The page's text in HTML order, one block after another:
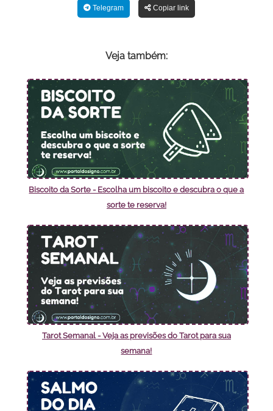
Telegram Copiar link
Veja também:
Biscoito da Sorte - Escolha um biscoito e descubra o que a
sorte te reserva!
Tarot Semanal - Veja as previsões do Tarot para sua
semana!